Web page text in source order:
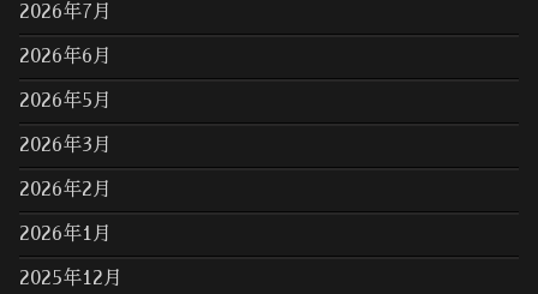
2026年7月
2026年6月
2026年5月
2026年3月
2026年2月
2026年1月
2025年12月